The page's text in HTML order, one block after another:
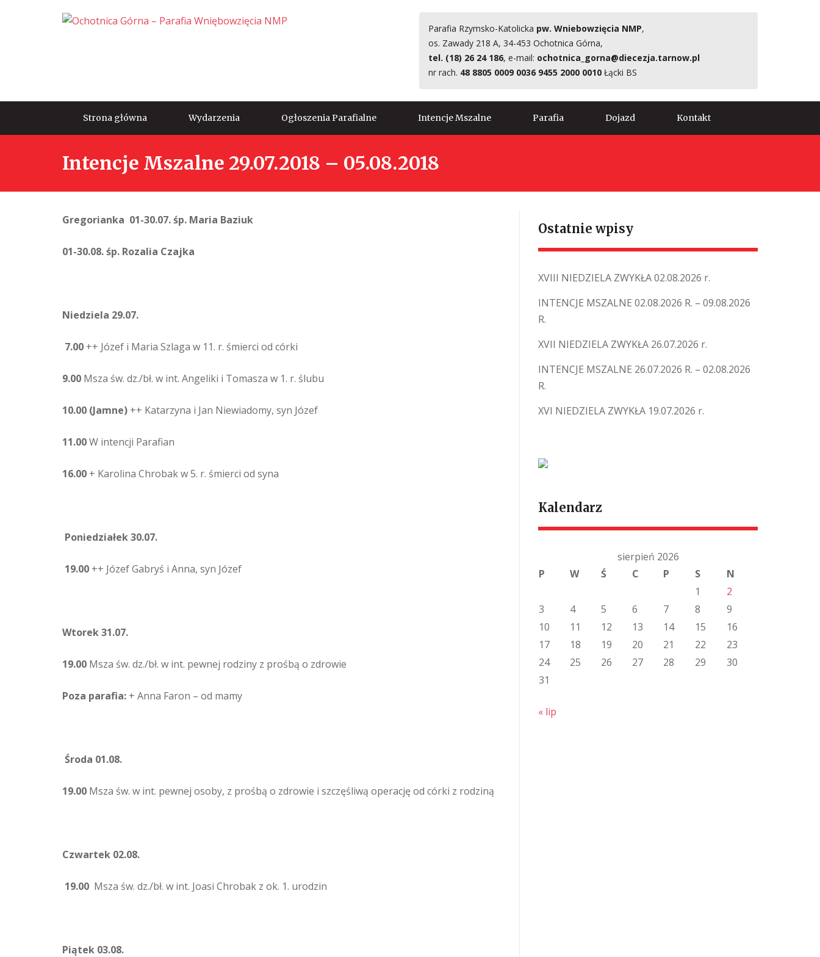
Parafia Rzymsko-Katolicka pw. Wniebowzięcia NMP,
os. Zawady 218 A, 34-453 Ochotnica Górna,
tel. (18) 26 24 186, e-mail: ochotnica_gorna@diecezja.tarnow.pl
nr rach. 48 8805 0009 0036 9455 2000 0010 Łącki BS
Strona główna Wydarzenia Ogłoszenia Parafialne Intencje Mszalne Parafia Dojazd Kontakt
Intencje Mszalne 29.07.2018 – 05.08.2018
Gregorianka 01-30.07. śp. Maria Baziuk
01-30.08. śp. Rozalia Czajka
Niedziela 29.07.
7.00 ++ Józef i Maria Szlaga w 11. r. śmierci od córki
9.00 Msza św. dz./bł. w int. Angeliki i Tomasza w 1. r. ślubu
10.00 (Jamne) ++ Katarzyna i Jan Niewiadomy, syn Józef
11.00W intencji Parafian
16.00 + Karolina Chrobak w 5. r. śmierci od syna
Poniedziałek 30.07.
19.00 ++ Józef Gabryś i Anna, syn Józef
Wtorek 31.07.
19.00 Msza św. dz./bł. w int. pewnej rodziny z prośbą o zdrowie
Poza parafia: + Anna Faron – od mamy
Środa 01.08.
19.00 Msza św. w int. pewnej osoby, z prośbą o zdrowie i szczęśliwą operację od córki z rodziną
Czwartek 02.08.
19.00 Msza św. dz./bł. w int. Joasi Chrobak z ok. 1. urodzin
Piątek 03.08.
Ostatnie wpisy
XVIII NIEDZIELA ZWYKŁA 02.08.2026 r.
INTENCJE MSZALNE 02.08.2026 R. – 09.08.2026
R.
XVII NIEDZIELA ZWYKŁA 26.07.2026 r.
INTENCJE MSZALNE 26.07.2026 R. – 02.08.2026
R.
XVI NIEDZIELA ZWYKŁA 19.07.2026 r.
Kalendarz
sierpień 2026
P
W Ś C P S
N
1
2
3
4 5 6 7 8
9
10
11 12 13 14 15
16
17
18 19 20 21 22
23
24
25 26 27 28 29
30
31
« lip